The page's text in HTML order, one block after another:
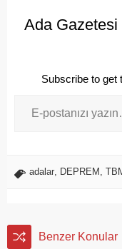
Ada
Subscribe to get
adalar, DEPREM ,
Benzer Konular